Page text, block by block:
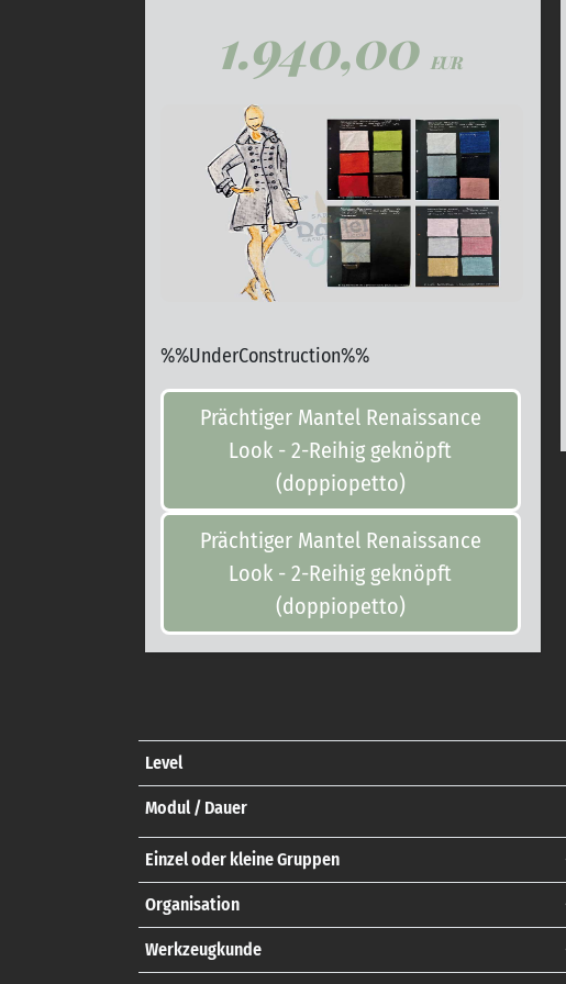
1.940,00EUR
%%UnderConstruction%%
Prächtiger Mantel Renaissance
Look - 2-Reihig geknöpft
(doppiopetto)
Prächtiger Mantel Renaissance
Look - 2-Reihig geknöpft
(doppiopetto)
Level
Modul / Dauer
Einzel oder kleine Gruppen
Organisation
Werkzeugkunde